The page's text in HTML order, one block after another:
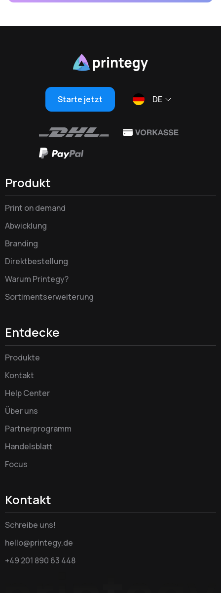
Starte jetzt DE
Produkt
Print on demand
Abwicklung
Branding
Direktbestellung
Warum Printegy?
Sortimentserweiterung
Entdecke
Produkte
Kontakt
Help Center
Über uns
Partnerprogramm
Handelsblatt
Focus
Kontakt
Schreibe uns!
hello@printegy.de
+49 201 890 63 448